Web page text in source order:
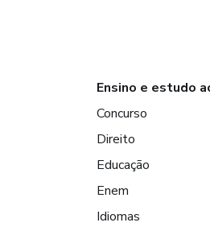
Ensino e estudo
Concurso
Direito
Educação
Enem
Idiomas